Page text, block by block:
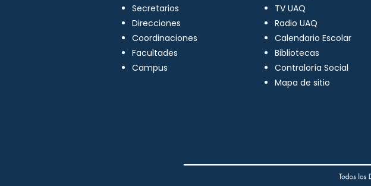
Secretarios
Direcciones
Coordinaciones
Facultades
Campus
TV UAQ
Radio UAQ
Calendario Escolar
Bibliotecas
Contraloría Social
Mapa de sitio